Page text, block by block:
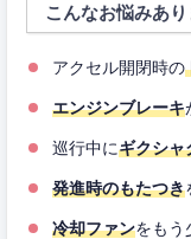
こんなお悩みあり
アクセル開閉時の
エンジンブレーキ
巡行中にギクシャ
発進時のもたつき
冷却ファンをもう